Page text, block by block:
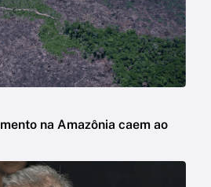
na Amazônia caem ao